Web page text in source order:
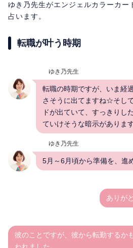
ゆき乃先生がエンジェルカラーカー
占います。
転職が叶う時期
ゆき乃先生
転職の時期ですが、いま経
さそうに出てますね☆そし
ドが出ていて、すっきりし
ていけそうな暗示がありま
ゆき乃先生
5月～6月頃から準備を、進
ありが
彼のことですが、彼から転勤するか